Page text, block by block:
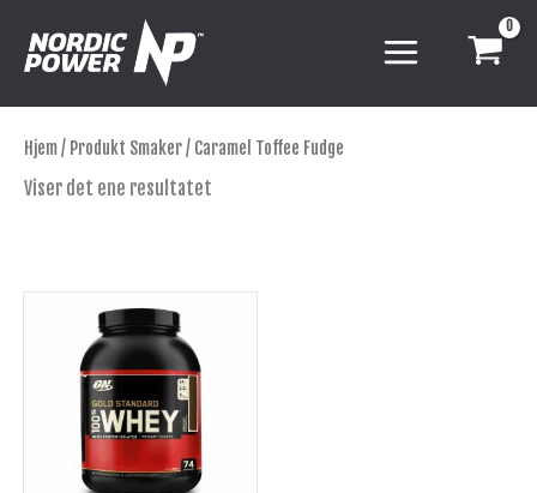
rett
Hjem/ Produkt Smaker / Caramel Toffee Fudge
Viser det ene resultatet
Dette
produktet
har
flere
varianter.
Alternativene
kan